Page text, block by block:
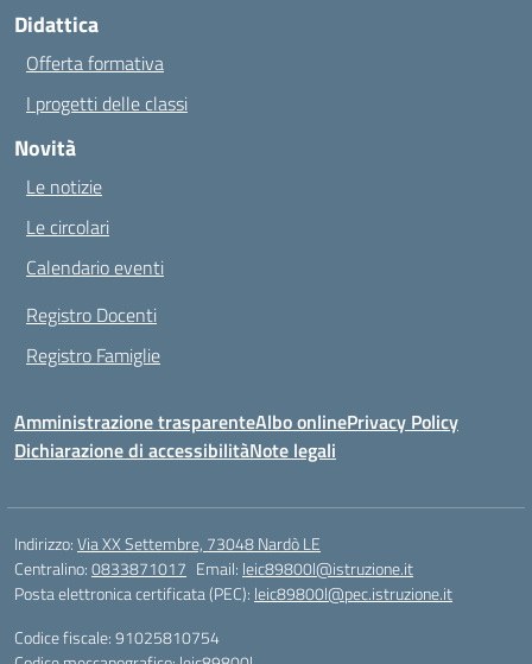
Didattica
Offerta formativa
I progetti delle classi
Novità
Le notizie
Le circolari
Calendario eventi
Registro Docenti
Registro Famiglie
Amministrazione trasparenteAlbo onlinePrivacy Policy
Dichiarazione di accessibilitàNote legali
Indirizzo:Via XX Settembre, 73048 Nardò LE
Centralino:0833871017 Email: leic89800l@istruzione.it
Posta elettronica certificata (PEC): leic89800l@pec.istruzione.it
Codice fiscale: 91025810754